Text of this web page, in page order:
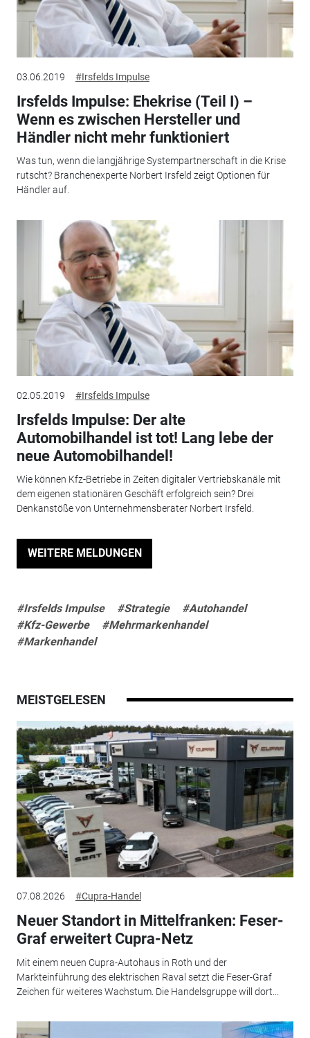
03.06.2019 #Irsfelds Impulse
Irsfelds Impulse: Ehekrise (Teil I) –
Wenn es zwischen Hersteller und
Händler nicht mehr funktioniert
Was tun, wenn die langjährige Systempartnerschaft in die Krise
rutscht? Branchenexperte Norbert Irsfeld zeigt Optionen für
Händler auf.
02.05.2019 #Irsfelds Impulse
Irsfelds Impulse: Der alte
Automobilhandel ist tot! Lang lebe der
neue Automobilhandel!
Wie können Kfz-Betriebe in Zeiten digitaler Vertriebskanäle mit
dem eigenen stationären Geschäft erfolgreich sein? Drei
Denkanstöße von Unternehmensberater Norbert Irsfeld.
WEITERE MELDUNGEN
#Irsfelds Impulse #Strategie
#Autohandel
#Kfz-Gewerbe
#Mehrmarkenhandel
#Markenhandel
MEISTGELESEN
07.08.2026 #Cupra-Handel
Neuer Standort in Mittelfranken: Feser-
Graf erweitert Cupra-Netz
Mit einem neuen Cupra-Autohaus in Roth und der
Markteinführung des elektrischen Raval setzt die Feser-Graf
Zeichen für weiteres Wachstum. Die Handelsgruppe will dort...